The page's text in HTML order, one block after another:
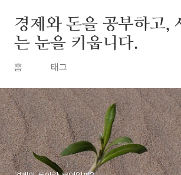
경제와 돈을 공부하고,
는 눈을 키웁니다.
홈 태그